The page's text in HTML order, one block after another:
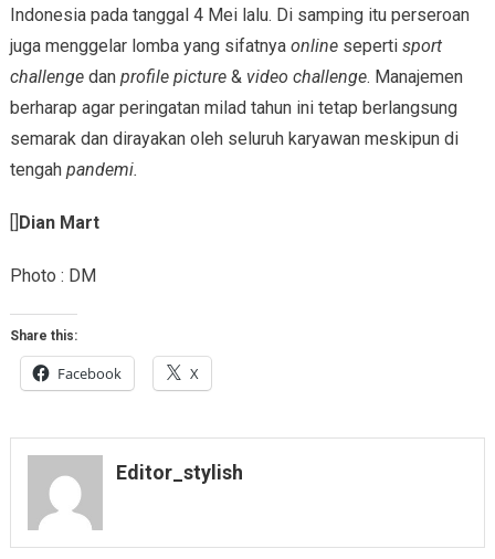
Indonesia pada tanggal 4 Mei lalu. Di samping itu perseroan
juga menggelar lomba yang sifatnya onlineseperti sport
challengedan profile picture& video challenge. Manajemen
berharap agar peringatan milad tahun ini tetap berlangsung
semarak dan dirayakan oleh seluruh karyawan meskipun di
tengah pandemi.
Dian Mart
Photo : DM
Share this:
Facebook X
Editor_stylish